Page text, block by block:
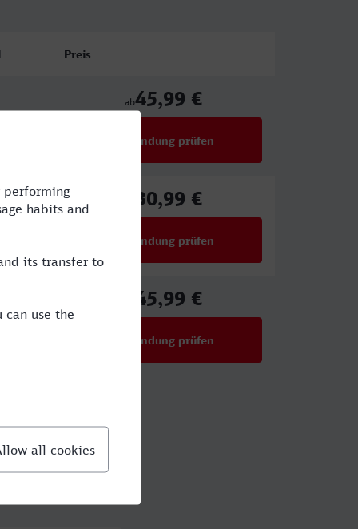
Preis
ab45,99 €
Verbindung prüfen
30,99 €
Verbindung prüfen
45,99 €
Verbindung prüfen